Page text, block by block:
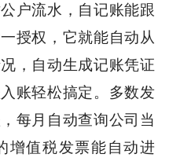
户流水，自记账能跟
授权，它就能自动从
，自动生成记账凭证
账轻松搞定。多数发
每月自动查询公司当
增值税发票能自动进